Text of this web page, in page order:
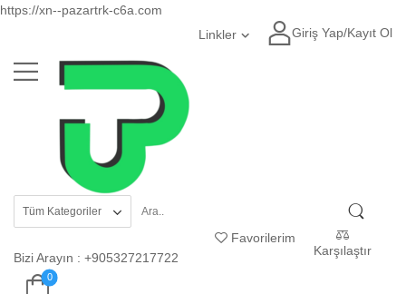
https://xn--pazartrk-c6a.com
Linkler
Giriş Yap/Kayıt Ol
Bizi Arayın : +905327217722
Favorilerim
Karşılaştır
0